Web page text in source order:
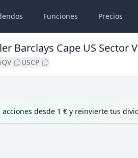
Funciones Precios
Barclays Cape US Sector
USCP
desde 1 € y reinvierte tus